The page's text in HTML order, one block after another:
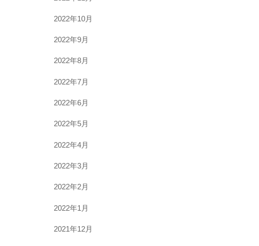
2022年10月
2022年9月
2022年8月
2022年7月
2022年6月
2022年5月
2022年4月
2022年3月
2022年2月
2022年1月
2021年12月